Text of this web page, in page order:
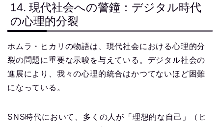
14. 現代社会への警鐘：デジタル時代
の心理的分裂
ホムラ・ヒカリの物語は、現代社会における心理的分
裂の問題に重要な示唆を与えている。デジタル社会の
進展により、我々の心理的統合はかつてないほど困難
になっている。
SNS時代において、多くの人が「理想的な自己」（ヒ